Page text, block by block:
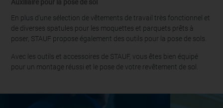
Auxiliaire pour la pose de sol
En plus d'une sélection de vêtements de travail très fonctionnel et
de diverses spatules pour les moquettes et parquets prêts à
poser, STAUF propose également des outils pour la pose de sols.
Avec les outils et accessoires de STAUF, vous êtes bien équipé
pour un montage réussi et le pose de votre revêtement de sol.